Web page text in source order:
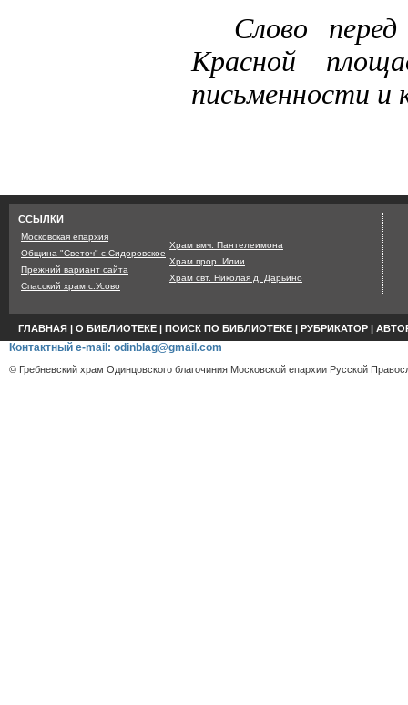
Слово
Красной
письменности и
ССЫЛКИ
Московская епархия
Община "Светоч" с.Сидоровское
Прежний вариант сайта
Спасский храм с.Усово
Храм вмч. Пантелеимона
Храм прор. Илии
Храм свт. Николая д. Дарьино
ГЛАВНАЯ | О БИБЛИОТЕКЕ | ПОИСК ПО БИБЛИОТЕКЕ | РУБРИКАТОР |
Контактный e-mail: odinblag@gmail.com
© Гребневский храм Одинцовского благочиния Московской епархии Русской